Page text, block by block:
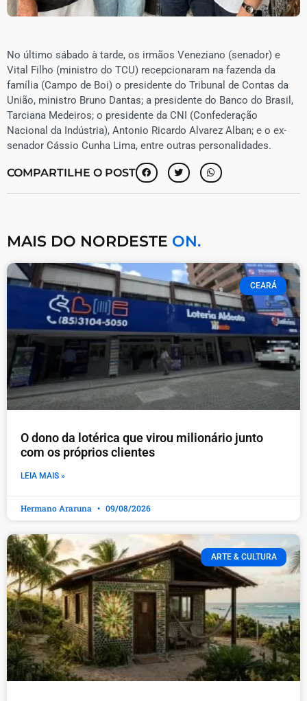
No último sábado à tarde, os irmãos Veneziano (senador) e
Vital Filho (ministro do TCU) recepcionaram na fazenda da
família (Campo de Boi) o presidente do Tribunal de Contas da
União, ministro Bruno Dantas; a presidente do Banco do Brasil,
Tarciana Medeiros; o presidente da CNI (Confederação
Nacional da Indústria), Antonio Ricardo Alvarez Alban; e o ex-
senador Cássio Cunha Lima, entre outras personalidades.
COMPARTILHE O POST
MAIS DO NORDESTE ON.
CEARÁ
O dono da lotérica que virou milionário junto
com os próprios clientes
LEIA MAIS »
Hermano Araruna 09/08/2026
ARTE & CULTURA